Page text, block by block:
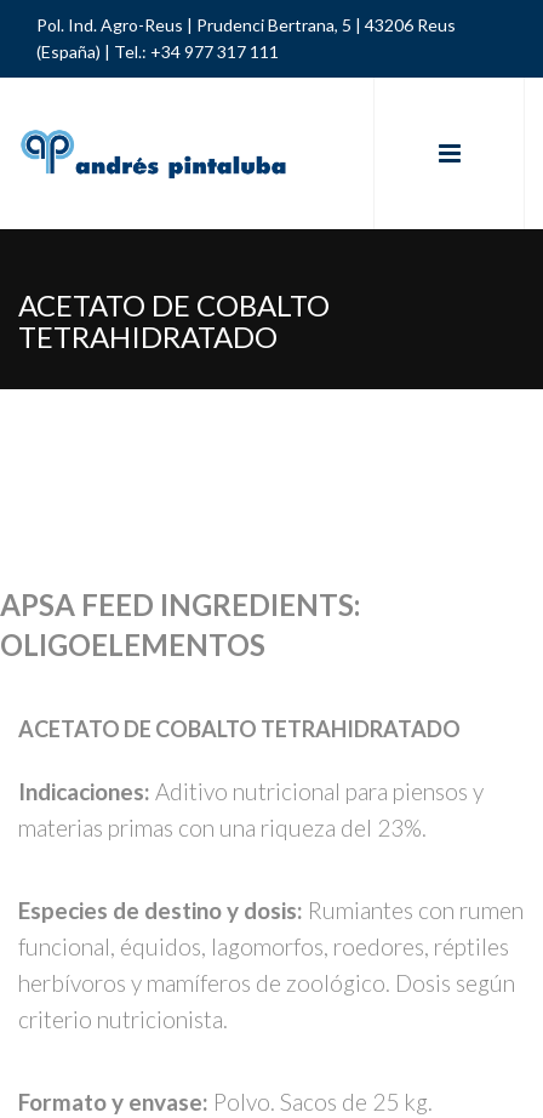
Pol. Ind. Agro-Reus | Prudenci Bertrana, 5 | 43206 Reus
(España) | Tel.: +34 977 317 111
ACETATO DE COBALTO
TETRAHIDRATADO
APSA FEED INGREDIENTS:
OLIGOELEMENTOS
ACETATO DE COBALTO TETRAHIDRATADO
Indicaciones: Aditivo nutricional para piensos y
materias primas con una riqueza del 23%.
Especies de destino y dosis: Rumiantes con rumen
funcional, équidos, lagomorfos, roedores, réptiles
herbívoros y mamíferos de zoológico. Dosis según
criterio nutricionista.
Formato y envase: Polvo. Sacos de 25 kg.